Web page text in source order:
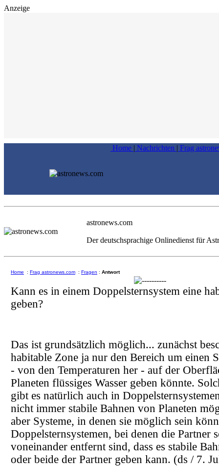
Anzeige
Home | Nachrichten | Frag
astronews.com
Der deutschsprachige Onlinedienst für
Home : Frag astronews.com : Fragen : Antwort
Kann es in einem Doppelsternsystem eine
geben?
Das ist grundsätzlich möglich... zunächst
habitable Zone ja nur den Bereich um einen
- von den Temperaturen her - auf der
Planeten flüssiges Wasser geben könnte.
gibt es natürlich auch in
nicht immer stabile Bahnen von Planeten
aber Systeme, in denen sie möglich sein
Doppelsternsystemen, bei denen die Partner
voneinander entfernt sind, dass es stabile
oder beide der Partner geben kann. (ds / 7.